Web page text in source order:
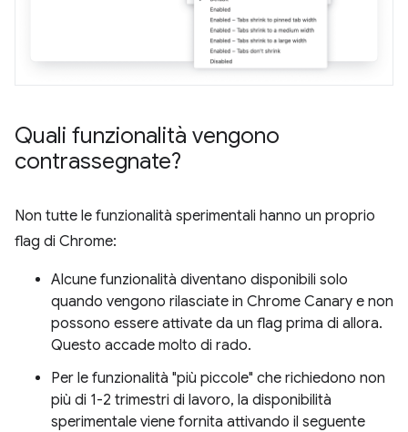
Quali funzionalità vengono
contrassegnate?
Non tutte le funzionalità sperimentali hanno un proprio
flag di Chrome:
Alcune funzionalità diventano disponibili solo
quando vengono rilasciate in Chrome Canary e non
possono essere attivate da un flag prima di allora.
Questo accade molto di rado.
Per le funzionalità "più piccole" che richiedono non
più di 1-2 trimestri di lavoro, la disponibilità
sperimentale viene fornita attivando il seguente